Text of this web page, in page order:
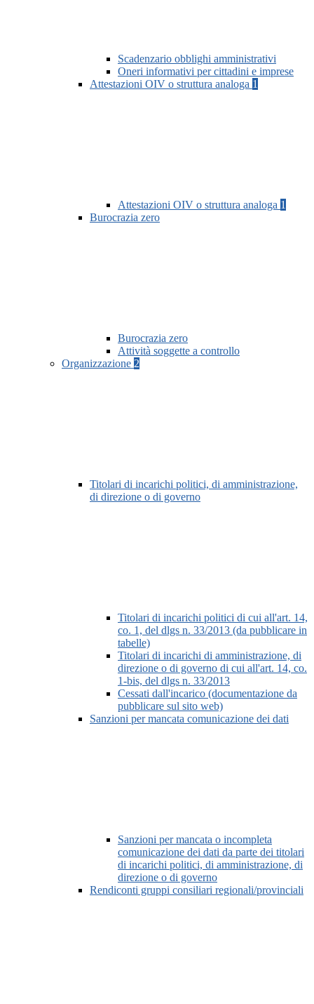
Scadenzario obblighi amministrativi
Oneri informativi per cittadini e imprese
Attestazioni OIV o struttura analoga 1
Attestazioni OIV o struttura analoga 1
Burocrazia zero
Burocrazia zero
Attività soggette a controllo
Organizzazione 2
Titolari di incarichi politici, di amministrazione,
di direzione o di governo
Titolari di incarichi politici di cui all'art. 14,
co. 1, del dlgs n. 33/2013 (da pubblicare in
tabelle)
Titolari di incarichi di amministrazione, di
direzione o di governo di cui all'art. 14, co.
1-bis, del dlgs n. 33/2013
Cessati dall'incarico (documentazione da
pubblicare sul sito web)
Sanzioni per mancata comunicazione dei dati
Sanzioni per mancata o incompleta
comunicazione dei dati da parte dei titolari
di incarichi politici, di amministrazione, di
direzione o di governo
Rendiconti gruppi consiliari regionali/provinciali